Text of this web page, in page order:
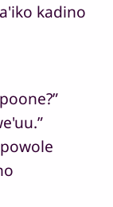
kadino